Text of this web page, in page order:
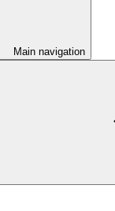
Main navigation